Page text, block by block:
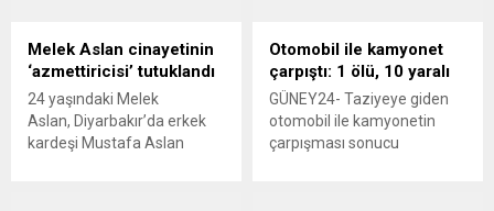
resmi Twitter hesabından
yapılan açıklamada şu
ile Alparslan Kuytul
Hocaefendi, 14 yaşındaki
oğlu...
durdurma cezası verdi. Üç
ayda 31 gazeteci işsiz
bırakıldı. GÜNEY24-
Cumhurbaşkanı Recep
Tayyip Erdoğan ve iktidarı,
20 yıllık Avrupa...
Melek Aslan cinayetinin
‘azmettiricisi’ tutuklandı
24 yaşındaki Melek
Aslan, Diyarbakır’da erkek
kardeşi Mustafa Aslan
Otomobil ile kamyonet
çarpıştı: 1 ölü, 10 yaralı
GÜNEY24- Taziyeye giden
otomobil ile kamyonetin
çarpışması sonucu